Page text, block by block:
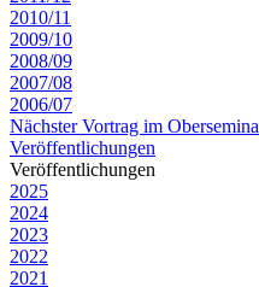
2010/11
2009/10
2008/09
2007/08
2006/07
Nächster Vortrag im
Veröffentlichungen
Veröffentlichungen
2025
2024
2023
2022
2021